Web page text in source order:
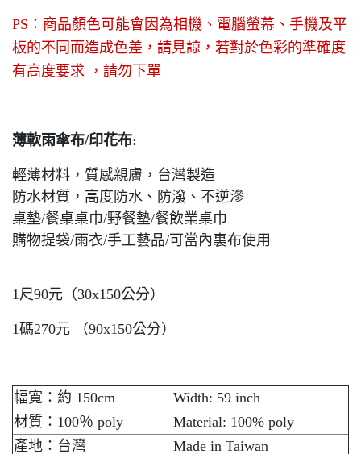
PS：商品顏色可能會因為相機、電腦螢幕、手機及平
板的不同而造成色差，請見諒，若對於色彩的準確度
有高度要求 ，請勿下單
薄軟雨傘布/印花布:
輕薄材料，質感親膚，台灣製造
防水材質，高度防水、防潑、不逆滲
桌墊/餐桌桌巾/野餐墊/餐飲業桌巾
購物提袋/雨衣/手工藝品/可當內裏布使用
1尺90元（30x150公分）
1碼270元 （90x150公分）
幅寬：約 150cm
Width: 59 inch
材質：100％ poly
Material: 100% poly
產地：台灣
Made in Taiwan